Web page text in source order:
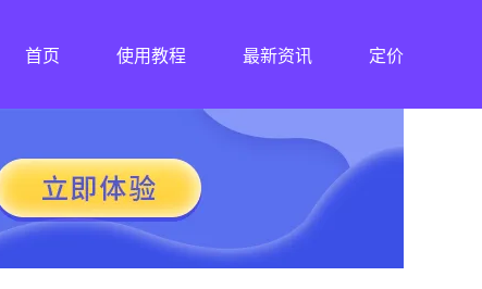
首页 使用教程 最新资讯 定价